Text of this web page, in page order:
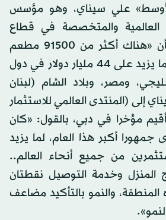
علي سيناي، وهو مؤسس
العالمية والمتخصصة في قطاع
المطاعم والفندقة، أن «هناك أكثر من 91500 مطعم
تشكل حجم أعمال ما يزيد على 44 مليار دولار في دول
ومصر، وبلاد الشام (لبنان
إلى (المنتدى العالمي للاستثمار
مؤخرا في دبي، بالقول: «كان
جمهورا أكبر هذا العام، لما يزيد
المستثمرين من جميع أنحاء العالم..
المنزل وخدمة التوصيل نقطتان
والنمو بالتأكيد مضاعف